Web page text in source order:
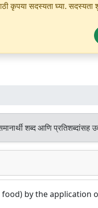
कृपया सदस्यता घ्या. सदस्यता
शब्द आणि प्रतिशब्दांसह
by the application